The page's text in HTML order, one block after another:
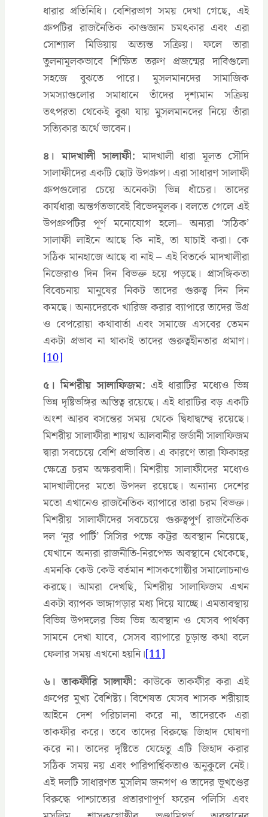
ধারার প্রতিনিধি। বেশিরভাগ সময় দেখা গেছে, এই
গ্রুপটির রাজনৈতিক কাণ্ডজ্ঞান চমৎকার এবং এরা
সোশ্যাল মিডিয়ায় অত্যন্ত সক্রিয়। ফলে তারা
তুলনামূলকভাবে শিক্ষিত তরুণ প্রজন্মের দাবিগুলো
সহজে বুঝতে পারে। মুসলমানদের সামাজিক
সমস্যাগুলোর সমাধানে তাঁদের দৃশ্যমান সক্রিয়
তৎপরতা থেকেই বুঝা যায় মুসলমানদের নিয়ে তাঁরা
সত্যিকার অর্থে ভাবেন।
৪। মাদখালী সালাফী: মাদখালী ধারা মূলত সৌদি
সালাফীদের একটি ছোট উপগ্রুপ। এরা সাধারণ সালাফী
গ্রুপগুলোর চেয়ে অনেকটা ভিন্ন ধাঁচের। তাদের
কার্যধারা অন্তর্গতভাবেই বিভেদমূলক। বলতে গেলে এই
উপগ্রুপটির পূর্ণ মনোযোগ হলো– অন্যরা ‘সঠিক’
সালাফী লাইনে আছে কি নাই, তা যাচাই করা। কে
সঠিক মানহাজে আছে বা নাই – এই বিতর্কে মাদখালীরা
নিজেরাও দিন দিন বিভক্ত হয়ে পড়ছে। প্রাসঙ্গিকতা
বিবেচনায় মানুষের নিকট তাদের গুরুত্ব দিন দিন
কমছে। অন্যদেরকে খারিজ করার ব্যাপারে তাদের উগ্র
ও বেপরোয়া কথাবার্তা এবং সমাজে এসবের তেমন
একটা প্রভাব না থাকাই তাদের গুরুত্বহীনতার প্রমাণ।
[10]
৫। মিশরীয় সালাফিজম: এই ধারাটির মধ্যেও ভিন্ন
ভিন্ন দৃষ্টিভঙ্গির অস্তিত্ব রয়েছে। এই ধারাটির বড় একটি
অংশ আরব বসন্তের সময় থেকে দ্বিধাদ্বন্দ্বে রয়েছে।
মিশরীয় সালাফীরা শায়খ আলবানীর জর্ডানী সালাফিজম
দ্বারা সবচেয়ে বেশি প্রভাবিত। এ কারণে তারা ফিকাহর
ক্ষেত্রে চরম অক্ষরবাদী। মিশরীয় সালাফীদের মধ্যেও
মাদখালীদের মতো উপদল রয়েছে। অন্যান্য দেশের
মতো এখানেও রাজনৈতিক ব্যাপারে তারা চরম বিভক্ত।
মিশরীয় সালাফীদের সবচেয়ে গুরুত্বপূর্ণ রাজনৈতিক
দল ‘নূর পার্টি’ সিসির পক্ষে কট্টর অবস্থান নিয়েছে,
যেখানে অন্যরা রাজনীতি-নিরপেক্ষ অবস্থানে থেকেছে,
এমনকি কেউ কেউ বর্তমান শাসকগোষ্ঠীর সমালোচনাও
করছে। আমরা দেখছি, মিশরীয় সালাফিজম এখন
একটা ব্যাপক ভাঙ্গাগড়ার মধ্য দিয়ে যাচ্ছে। এমতাবস্থায়
বিভিন্ন উপদলের ভিন্ন ভিন্ন অবস্থান ও যেসব পার্থক্য
সামনে দেখা যাবে, সেসব ব্যাপারে চূড়ান্ত কথা বলে
ফেলার সময় এখনো হয়নি।[11]
৬। তাকফীরি সালাফী: কাউকে তাকফীর করা এই
গ্রুপের মুখ্য বৈশিষ্ট্য। বিশেষত যেসব শাসক শরীয়াহ
আইনে দেশ পরিচালনা করে না, তাদেরকে এরা
তাকফীর করে। তবে তাদের বিরুদ্ধে জিহাদ ঘোষণা
করে না। তাদের দৃষ্টিতে যেহেতু এটি জিহাদ করার
সঠিক সময় নয় এবং পারিপার্শ্বিকতাও অনুকূলে নেই।
এই দলটি সাধারণত মুসলিম জনগণ ও তাদের ভূখণ্ডের
বিরুদ্ধে পাশ্চাত্যের প্রতারণাপূর্ণ ফরেন পলিসি এবং